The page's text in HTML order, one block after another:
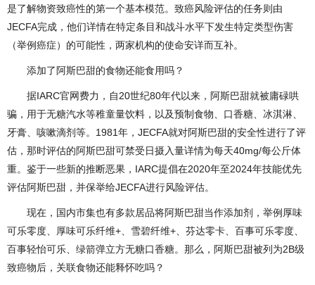
是了解物资致癌性的第一个基本模范。致癌风险评估的任务则由
JECFA完成，他们详情在特定条目和战斗水平下发生特定类型伤害
（举例癌症）的可能性，两家机构的使命安详而互补。
添加了阿斯巴甜的食物还能食用吗？
据IARC官网费力，自20世纪80年代以来，阿斯巴甜就被庸碌哄
骗，用于无糖汽水等稚童量饮料，以及预制食物、口香糖、冰淇淋、
牙膏、咳嗽滴剂等。1981年，JECFA就对阿斯巴甜的安全性进行了评
估，那时评估的阿斯巴甜可禁受日摄入量详情为每天40mg/每公斤体
重。鉴于一些新的推断恶果，IARC提倡在2020年至2024年技能优先
评估阿斯巴甜，并保举给JECFA进行风险评估。
现在，国内市集也有多款居品将阿斯巴甜当作添加剂，举例厚味
可乐零度、厚味可乐纤维+、雪碧纤维+、芬达零卡、百事可乐零度、
百事轻怡可乐、绿箭弹立方无糖口香糖。那么，阿斯巴甜被列为2B级
致癌物后，关联食物还能释怀吃吗？